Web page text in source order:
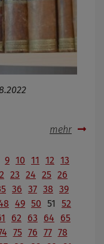
mehr
9 10 11 12 13
23 24 25 26
36 37 38 39
49 50 51
52
62 63 64
65
75 76 77 78